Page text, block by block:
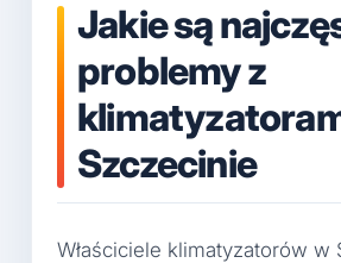
Jakie są
problemy z
Szczecinie
Właściciele klimatyzatorów w